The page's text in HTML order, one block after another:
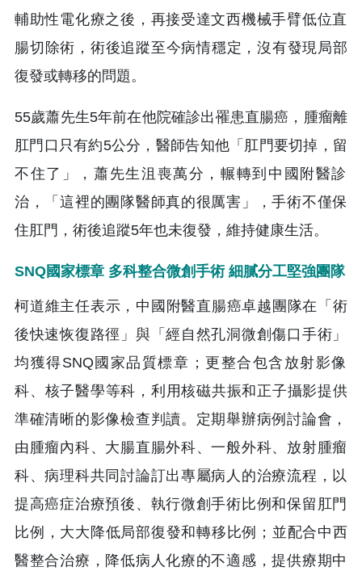
輔助性電化療之後，再接受達文西機械手臂低位直
腸切除術，術後追蹤至今病情穩定，沒有發現局部
復發或轉移的問題。
55歲蕭先生5年前在他院確診出罹患直腸癌，腫瘤離
肛門口只有約5公分，醫師告知他「肛門要切掉，留
不住了」，蕭先生沮喪萬分，輾轉到中國附醫診
治，「這裡的團隊醫師真的很厲害」，手術不僅保
住肛門，術後追蹤5年也未復發，維持健康生活。
SNQ國家標章 多科整合微創手術 細膩分工堅強團隊
柯道維主任表示，中國附醫直腸癌卓越團隊在「術
後快速恢復路徑」 與「經自然孔洞微創傷口手術」
均獲得SNQ國家品質標章；更整合包含放射影像
科、核子醫學等科，利用核磁共振和正子攝影提供
準確清晰的影像檢查判讀。定期舉辦病例討論會，
由腫瘤內科、 大腸直腸外科、一般外科、放射腫瘤
科、病理科共同討論訂出專屬病人的治療流程，以
提高癌症治療預後、 執行微創手術比例和保留肛門
比例，大大降低局部復發和轉移比例； 並配合中西
醫整合治療，降低病人化療的不適感，提供療期中